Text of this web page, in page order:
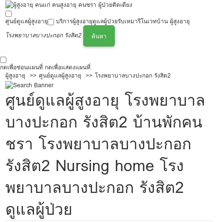
ศูนย์ดูแลผู้สูงอายุ บริการผู้สูงอายุดูแลผู้ป่วยรับเหมารีโนเวทบ้าน ผู้สูงอายุ
โรงพยาบาลบางปะกอก รังสิต2
ค้นหา
กดเพื่อซ่อนแผนที่ กดเพื่อแสดงแผนที่
ผู้สูงอายุ
ศูนย์ดูแลผู้สูงอายุ โรงพยาบาลบางปะกอก รังสิต2
ศูนย์ดูแลผู้สูงอายุ โรงพยาบาล
บางปะกอก รังสิต2 บ้านพักคน
ชรา โรงพยาบาลบางปะกอก
รังสิต2 Nursing home โรง
พยาบาลบางปะกอก รังสิต2
ดูแลผู้ป่วย